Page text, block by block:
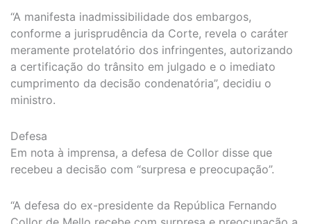
“A manifesta inadmissibilidade dos embargos,
conforme a jurisprudência da Corte, revela o caráter
meramente protelatório dos infringentes, autorizando
a certificação do trânsito em julgado e o imediato
cumprimento da decisão condenatória”, decidiu o
ministro.
Defesa
Em nota à imprensa, a defesa de Collor disse que
recebeu a decisão com “surpresa e preocupação”.
“A defesa do ex-presidente da República Fernando